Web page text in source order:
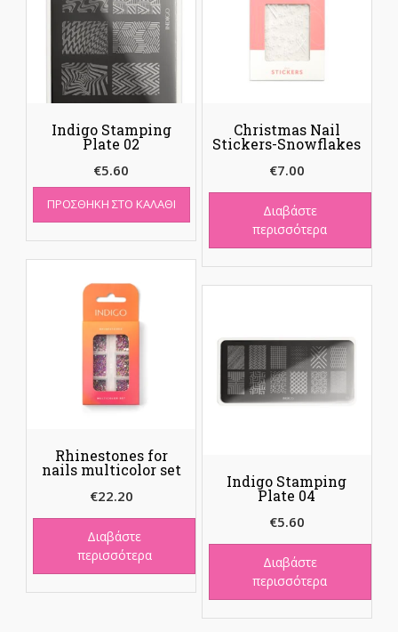
Indigo Stamping
Plate 02
€5.60
ΠΡΟΣΘΉΚΗ ΣΤΟ ΚΑΛΆΘΙ
Christmas Nail
Stickers-Snowflakes
€7.00
Διαβάστε
περισσότερα
Rhinestones for
nails multicolor set
€22.20
Διαβάστε
περισσότερα
Indigo Stamping
Plate 04
€5.60
Διαβάστε
περισσότερα